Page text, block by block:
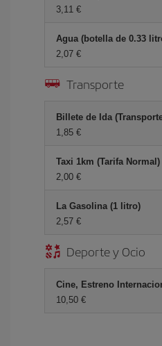
3,11 €
Agua (botella de 0.33
2,07 €
Transporte
Billete de Ida
1,85 €
Taxi 1km (Tarifa Normal)
2,00 €
La Gasolina (1 litro)
2,57 €
Deporte y Ocio
Cine, Estreno
10,50 €